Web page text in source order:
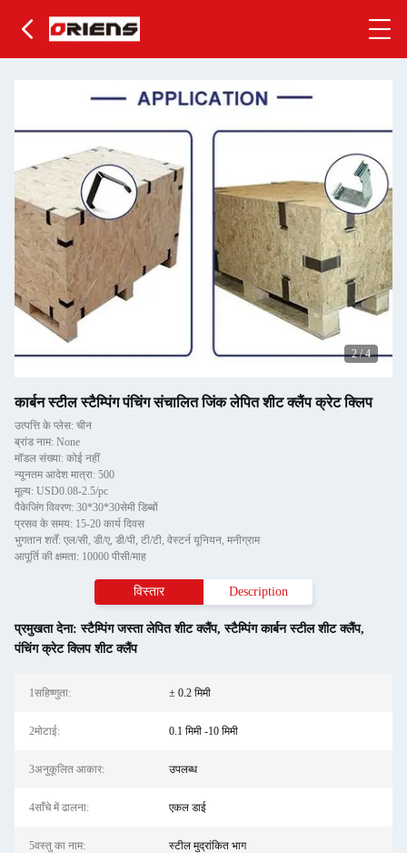
2/4
कार्बन स्टील स्टैम्पिंग पंचिंग संचालित जिंक लेपित शीट क्लैंप क्रेट क्लिप
उत्पत्ति के प्लेस: चीन
ब्रांड नाम: None
मॉडल संख्या: कोई नहीं
न्यूनतम आदेश मात्रा: 500
मूल्य: USD0.08-2.5/pc
पैकेजिंग विवरण: 30*30*30सेमी डिब्बों
प्रसव के समय: 15-20 कार्य दिवस
भुगतान शर्तें: एल/सी, डी/ए, डी/पी, टी/टी, वेस्टर्न यूनियन, मनीग्राम
आपूर्ति की क्षमता: 10000 पीसी/माह
विस्तार Description
प्रमुखता देना:स्टैम्पिंग जस्ता लेपित शीट क्लैंप,स्टैम्पिंग कार्बन स्टील शीट क्लैंप,
पंचिंग क्रेट क्लिप शीट क्लैंप
1सहिष्णुता: ± 0.2 मिमी
2मोटाई: 0.1 मिमी -10 मिमी
3अनुकूलित आकार: उपलब्ध
4साँचे में ढालना: एकल डाई
5वस्तु का नाम: स्टील मुद्रांकित भाग